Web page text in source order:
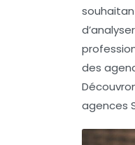
des
agences